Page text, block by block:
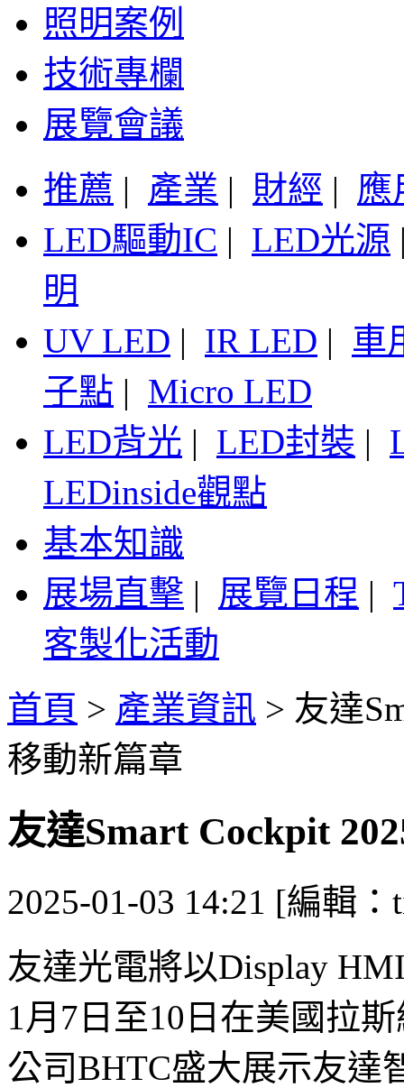
照明案例
技術專欄
展覽會議
推薦 | 產業 | 財經 | 應
LED驅動IC | LED光源
明
UV LED | IR LED | 車
子點 | Micro LED
LED背光 | LED封裝 |
LEDinside觀點
基本知識
展場直擊 | 展覽日程 |
客製化活動
首頁 > 產業資訊 > 友達
移動新篇章
友達Smart Cockpit
2025-01-03 14:21 [編輯：
友達光電將以Display
1月7日至10日在美國拉
公司BHTC盛大展示友達